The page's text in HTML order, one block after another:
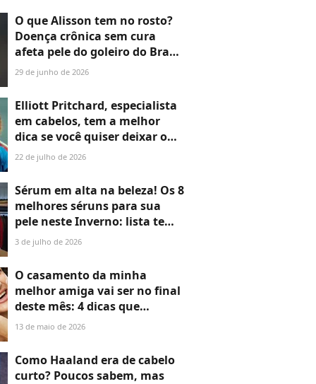
O que Alisson tem no rosto?
Doença crônica sem cura
afeta pele do goleiro do Brasil
na Copa 2026; médico explica
especial: 'Protetor solar'
29 de junho de 2026
Elliott Pritchard, especialista
em cabelos, tem a melhor
dica se você quiser deixar o
cabelo crescer: 'O melhor é
quer que seu cabelo siga'
22 de julho de 2026
Sérum em alta na beleza! Os 8
melhores séruns para sua
pele neste Inverno: lista tem
um feito 3 tipos de mel de
‘antiderretimento’ da pele e
até microagulhas invisíveis
3 de julho de 2026
O casamento da minha
melhor amiga vai ser no final
deste mês: 4 dicas que
aprendi com uma
cuidados com a pele antes de
subir ao altar
13 de maio de 2026
Como Haaland era de cabelo
curto? Poucos sabem, mas